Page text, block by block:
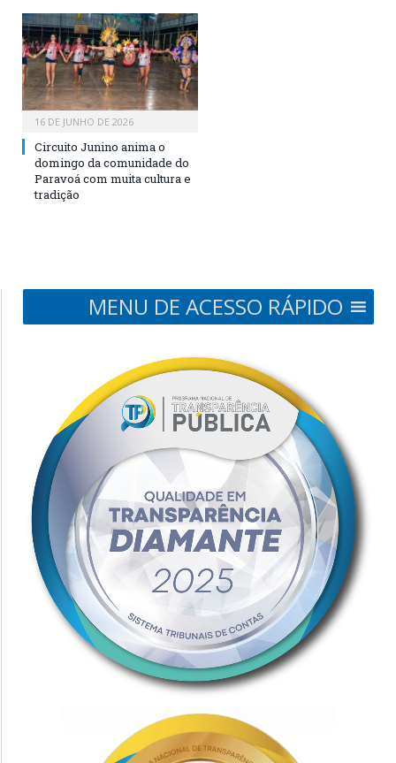
16 DE JUNHO DE 2026
Circuito Junino anima o
domingo da comunidade do
Paravoá com muita cultura e
tradição
MENU DE ACESSO RÁPIDO